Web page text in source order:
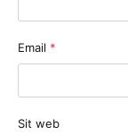
Email *
Sit web